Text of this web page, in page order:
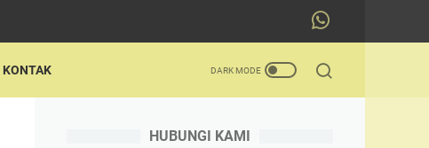
KONTAK
HUBUNGI KAMI